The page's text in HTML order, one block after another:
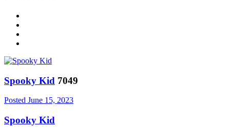
Spooky Kid 7049
Posted June 15, 2023
Spooky Kid